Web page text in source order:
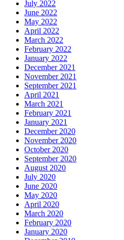
July 2022
June 2022
May 2022
April 2022
March 2022
February 2022
January 2022
December 2021
November 2021
September 2021
April 2021
March 2021
February 2021
January 2021
December 2020
November 2020
October 2020
September 2020
August 2020
July 2020
June 2020
May 2020
April 2020
March 2020
February 2020
January 2020